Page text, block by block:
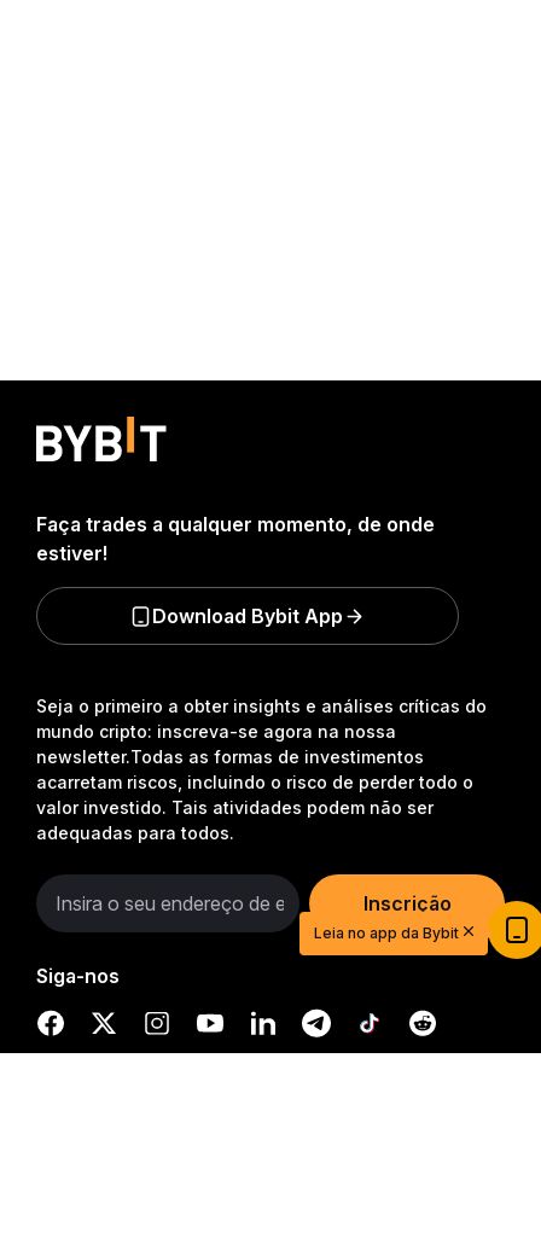
Seja o primeiro a obter insights e análises críticas do
mundo cripto: inscreva-se agora na nossa
newsletter.Todas as formas de investimentos
acarretam riscos, incluindo o risco de perder todo o
valor investido. Tais atividades podem não ser
adequadas para todos.
Inscrição
Siga-nos
Faça trades a qualquer momento, de onde
estiver!
Download Bybit App
Leia no app da Bybit